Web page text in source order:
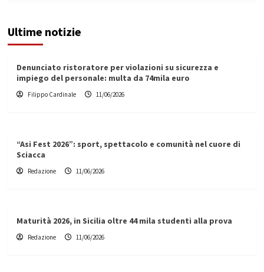
Ultime notizie
Denunciato ristoratore per violazioni su sicurezza e
impiego del personale: multa da 74mila euro
Filippo Cardinale 11/06/2026
“Asi Fest 2026”: sport, spettacolo e comunità nel cuore di
Sciacca
Redazione 11/06/2026
Maturità 2026, in Sicilia oltre 44 mila studenti alla prova
Redazione 11/06/2026